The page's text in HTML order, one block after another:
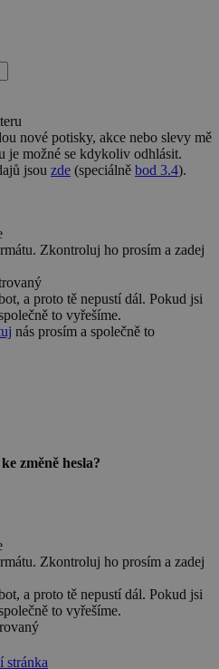
nové potisky, akce nebo slevy mě
je možné se kdykoliv odhlásit.
jsou zde (speciálně bod 3.4).
Zkontroluj ho prosím a zadej
a proto tě nepustí dál. Pokud jsi
to vyřešíme.
nás prosím a společně to
změně hesla?
Zkontroluj ho prosím a zadej
a proto tě nepustí dál. Pokud jsi
to vyřešíme.